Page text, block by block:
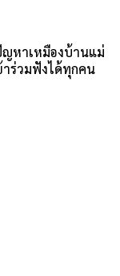
ญหาเหมืองบ้านแม่
าร่วมฟังได้ทุกคน